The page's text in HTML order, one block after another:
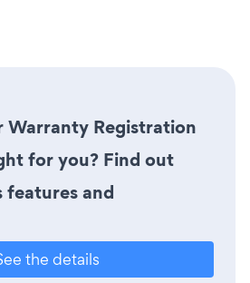
Warranty Registration
for you? Find out
features and
the details